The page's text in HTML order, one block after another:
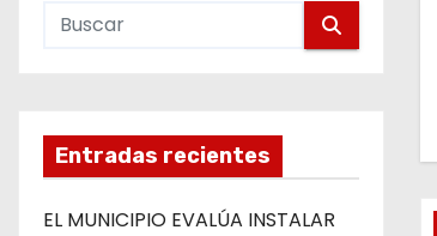
Entradas recientes
EL MUNICIPIO EVALÚA INSTALAR